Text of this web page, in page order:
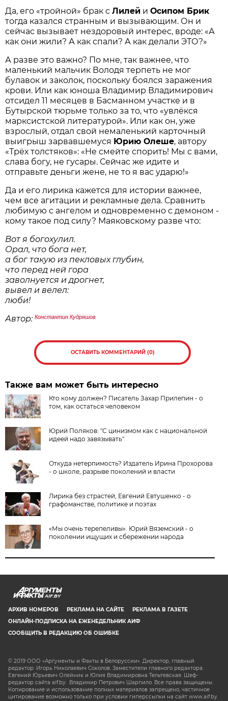
Да, его «тройной» брак сЛилей иОсипом Брик
тогда казался странным и вызывающим. Он и
сейчас вызывает нездоровый интерес, вроде: «А
как они жили? А как спали? А как делали ЭТО?»
А разве это важно? По мне, так важнее, что
маленький мальчик Володя терпеть не мог
булавок и заколок, поскольку боялся заражения
крови. Или как юноша Владимир Владимирович
отсидел 11 месяцев в Басманном участке и в
Бутырской тюрьме только за то, что «увлёкся
марксистской литературой». Или как он, уже
взрослый, отдал свой немаленький карточный
выигрыш зарвавшемуся Юрию Олеше, автору
«Трёх толстяков»: «Не смейте спорить! Мы с вами,
слава богу, не гусары. Сейчас же идите и
отправьте деньги жене, не то я вас ударю!»
Да и его лирика кажется для истории важнее,
чем все агитации и рекламные дела. Сравнить
любимую с ангелом и одновременно с демоном -
кому такое под силу? Маяковскому разве что:
Вот я богохулил.
Орал, что бога нет,
а бог такую из пекловых глубин,
что перед ней гора
заволнуется и дрогнет,
вывел и велел:
люби!
Автор:Константин Кудряшов
ОСТАВИТЬ КОММЕНТАРИЙ (0)
Также вам может быть интересно
Кто кому должен? Писатель Захар Прилепин - о
том, как остаться человеком
Юрий Поляков: "С цинизмом как с национальной
идеей надо завязывать"
Откуда нетерпимость? Издатель Ирина Прохорова
- о школе, разрыве поколений и власти
Лирика без страстей, Евгений Евтушенко - о
графоманстве, политике и поэтах
«Мы очень терепеливы». Юрий Вяземский - о
поколении ищущих и сбережении народа
AIF.BY
АРХИВ НОМЕРОВ РЕКЛАМА НА САЙТЕ
РЕКЛАМА В ГАЗЕТЕ
ОНЛАЙН-ПОДПИСКА НА ЕЖЕНЕДЕЛЬНИК АИФ
СООБЩИТЬ В РЕДАКЦИЮ ОБ ОШИБКЕ
© 2019 ООО «Аргументы и Факты в Белоруссии». Директор, главный
редактор: Игорь Николаевич Соколов. Заместители главного редактора:
Евгений Юрьевич Олейник и Юлия Владимировна Тельтевская. Шеф-
редактор сайта aif.by: Владимир Петрович Шарпило. Все права защищены.
Копирование и использование полных материалов запрещено, частичное
цитирование возможно только при условии гиперссылки на сайт www.aif.by.